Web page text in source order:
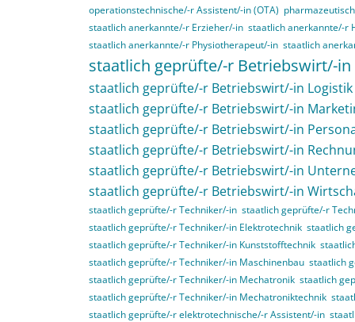
operationstechnische/-r Assistent/-in (OTA)
staatlich anerkannte/-r Erzieher/-in staatlich anerkannte/-r
staatlich anerkannte/-r Physiotherapeut/-in staatlich
staatlich geprüfte/-r Betriebswirt/-in
staatlich geprüfte/-r Betriebswirt/-in Logistik
staatlich geprüfte/-r Betriebswirt/-in
staatlich geprüfte/-r Betriebswirt/-in
staatlich geprüfte/-r Betriebswirt/-in
staatlich geprüfte/-r Betriebswirt/-in
staatlich geprüfte/-r Betriebswirt/-in
staatlich geprüfte/-r Techniker/-in staatlich geprüfte/-r
staatlich geprüfte/-r Techniker/-in Elektrotechnik staatlich
staatlich geprüfte/-r Techniker/-in Kunststofftechnik
staatlich geprüfte/-r Techniker/-in Maschinenbau staatlich
staatlich geprüfte/-r Techniker/-in Mechatronik staatlich
staatlich geprüfte/-r Techniker/-in Mechatroniktechnik
staatlich geprüfte/-r elektrotechnische/-r Assistent/-in